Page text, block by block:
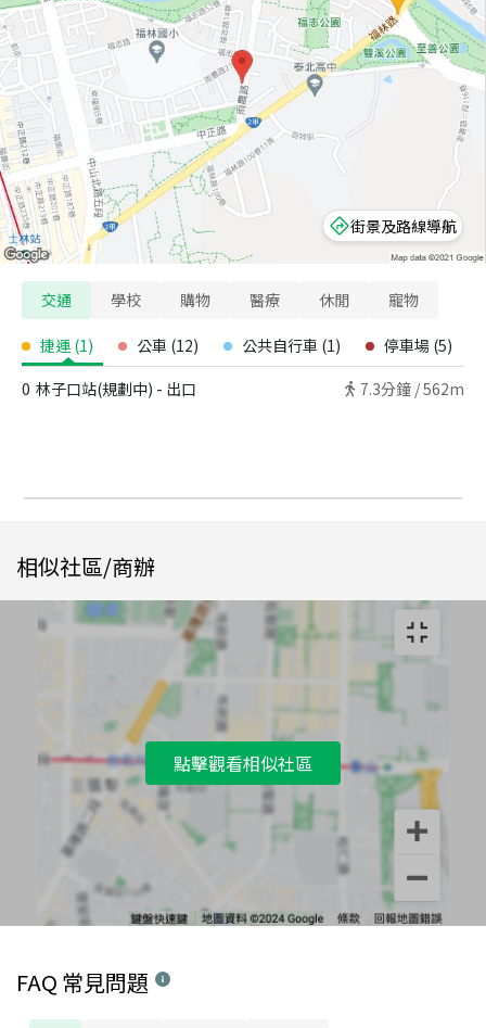
街景及路線導航
交通 學校 購物 醫療 休閒 寵物
捷運 (1) 公車 (12) 公共自行車 (1) 停車場 (5)
0 林子口站(規劃中) - 出口 7.3分鐘 /562m
相似社區/商辦
點擊觀看相似社區
FAQ 常見問題